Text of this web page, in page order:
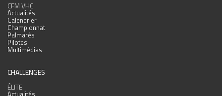
CFM VHC
Actualités
Calendrier
Championnat
Palmarès
Pilotes
Multimédias
CHALLENGES
ÉLITE
Actualités